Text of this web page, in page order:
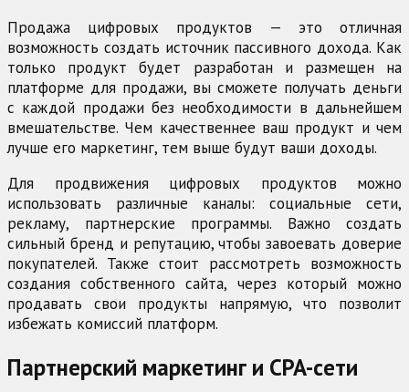
Продажа цифровых продуктов — это отличная
возможность создать источник пассивного дохода. Как
только продукт будет разработан и размещен на
платформе для продажи, вы сможете получать деньги
с каждой продажи без необходимости в дальнейшем
вмешательстве. Чем качественнее ваш продукт и чем
лучше его маркетинг, тем выше будут ваши доходы.
Для продвижения цифровых продуктов можно
использовать различные каналы: социальные сети,
рекламу, партнерские программы. Важно создать
сильный бренд и репутацию, чтобы завоевать доверие
покупателей. Также стоит рассмотреть возможность
создания собственного сайта, через который можно
продавать свои продукты напрямую, что позволит
избежать комиссий платформ.
Партнерский маркетинг и CPA-сети